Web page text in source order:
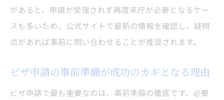
オンライン予約で東京都のビザ申請がスムーズ
に
ビザ申請を東京都で予約する手順と流れ
ント
予約システムでビザ申請の待ち時間を短縮
があると、申請が受理されず再度来庁が必要となるケー
スも多いため、公式サイトで最新の情報を確認し、疑問
点があれば事前に問い合わせることが推奨されます。
ビザ申請の事前準備が成功のカギとなる理由
ビザ申請で最も重要なのは、事前準備の徹底です。必要